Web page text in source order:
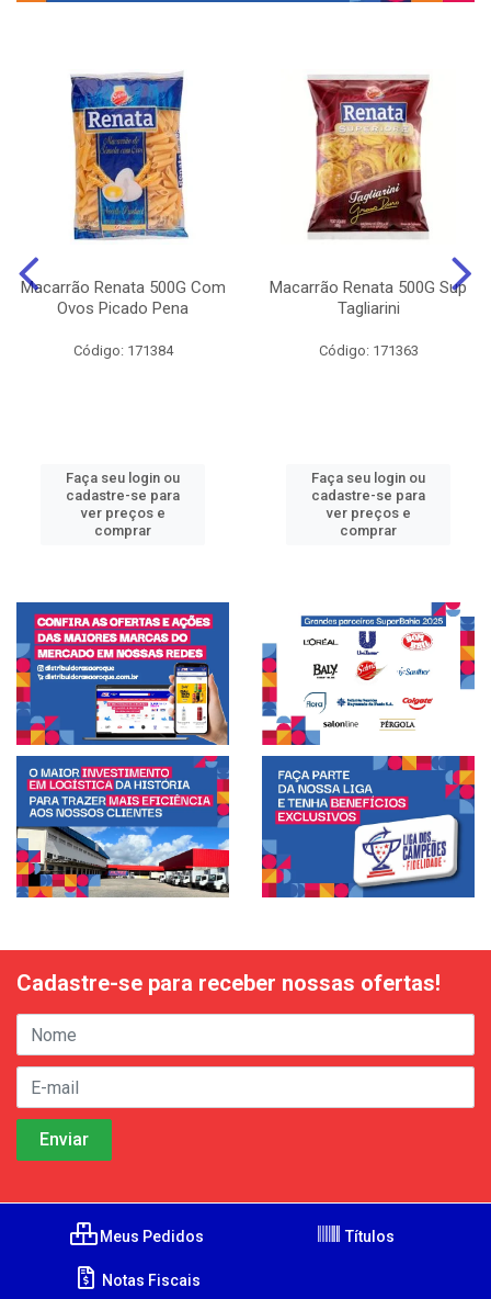
Macarrão Renata 500G Com
Ovos Picado Pena
Código: 171384
Faça seu login ou
cadastre-se para
ver preços e
comprar
Macarrão Renata 500G Sup
Tagliarini
Código: 171363
Faça seu login ou
cadastre-se para
ver preços e
comprar
Cadastre-se para receber nossas ofertas!
Meus Pedidos Títulos
Notas Fiscais